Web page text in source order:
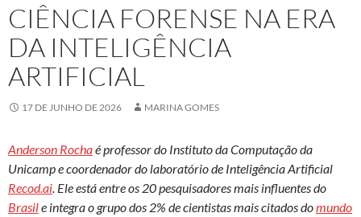
CIÊNCIA FORENSE NA ERA
DA INTELIGÊNCIA
ARTIFICIAL
17 DE JUNHO DE 2026 MARINA GOMES
Anderson Rochaé professor do Instituto da Computação da
Unicamp e coordenador do laboratório de Inteligência Artificial
Recod.ai. Ele está entre os 20 pesquisadores mais influentes do
Brasile integra o grupo dos 2% de cientistas mais citados domundo